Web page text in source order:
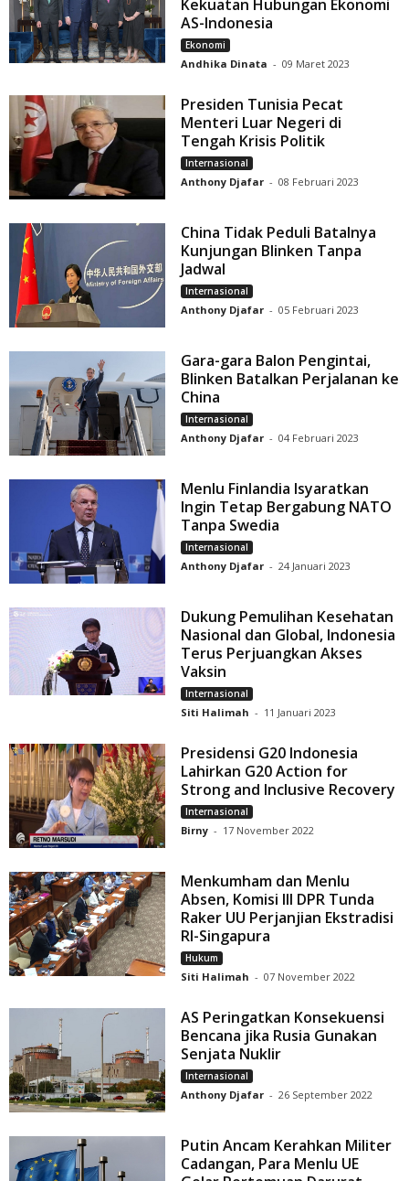
Kekuatan Hubungan Ekonomi
AS-Indonesia
Ekonomi
Andhika Dinata - 09 Maret 2023
Presiden Tunisia Pecat
Menteri Luar Negeri di
Tengah Krisis Politik
Internasional
Anthony Djafar - 08 Februari 2023
China Tidak Peduli Batalnya
Kunjungan Blinken Tanpa
Jadwal
Internasional
Anthony Djafar - 05 Februari 2023
Gara-gara Balon Pengintai,
Blinken Batalkan Perjalanan ke
China
Internasional
Anthony Djafar - 04 Februari 2023
Menlu Finlandia Isyaratkan
Ingin Tetap Bergabung NATO
Tanpa Swedia
Internasional
Anthony Djafar - 24 Januari 2023
Dukung Pemulihan Kesehatan
Nasional dan Global, Indonesia
Terus Perjuangkan Akses
Vaksin
Internasional
Siti Halimah - 11 Januari 2023
Presidensi G20 Indonesia
Lahirkan G20 Action for
Strong and Inclusive Recovery
Internasional
Birny - 17 November 2022
Menkumham dan Menlu
Absen, Komisi III DPR Tunda
Raker UU Perjanjian Ekstradisi
RI-Singapura
Hukum
Siti Halimah - 07 November 2022
AS Peringatkan Konsekuensi
Bencana jika Rusia Gunakan
Senjata Nuklir
Internasional
Anthony Djafar - 26 September 2022
Putin Ancam Kerahkan Militer
Cadangan, Para Menlu UE